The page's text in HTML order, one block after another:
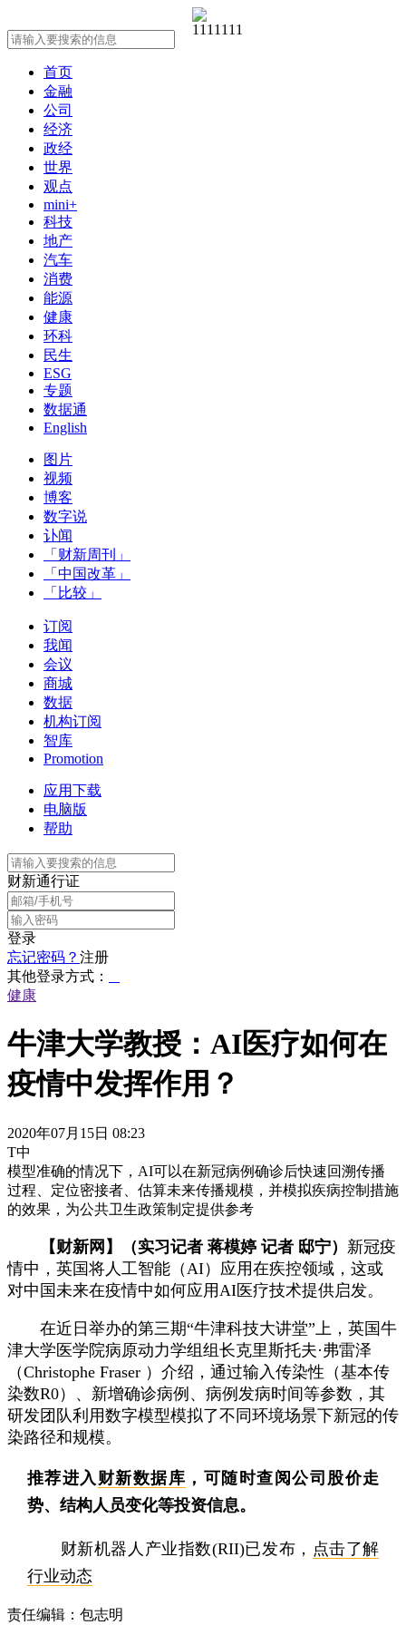
首页
金融
公司
经济
政经
世界
观点
mini+
科技
地产
汽车
消费
能源
健康
环科
民生
ESG
专题
数据通
English
图片
视频
博客
数字说
讣闻
「财新周刊」
「中国改革」
「比较」
订阅
我闻
会议
商城
数据
机构订阅
智库
Promotion
应用下载
电脑版
帮助
财新通行证
登录
忘记密码？ 注册
其他登录方式：
健康
牛津大学教授：AI医疗如何在
疫情中发挥作用？
2020年07月15日 08:23
T中
模型准确的情况下，AI可以在新冠病例确诊后快速回溯传播
过程、定位密接者、估算未来传播规模，并模拟疾病控制措施
的效果，为公共卫生政策制定提供参考
【财新网】（实习记者 蒋模婷 记者 邸宁） 新冠疫
情中，英国将人工智能（AI）应用在疾控领域，这或
对中国未来在疫情中如何应用AI医疗技术提供启发。
在近日举办的第三期“牛津科技大讲堂”上，英国牛
津大学医学院病原动力学组组长克里斯托夫·弗雷泽
（Christophe Fraser ）介绍，通过输入传染性（基本传
染数R0）、新增确诊病例、病例发病时间等参数，其
研发团队利用数字模型模拟了不同环境场景下新冠的传
染路径和规模。
推荐进入 财新数据库 ，可随时查阅公司股价走
势、结构人员变化等投资信息。
财新机器人产业指数(RII)已发布， 点击了解
行业动态
责任编辑：包志明